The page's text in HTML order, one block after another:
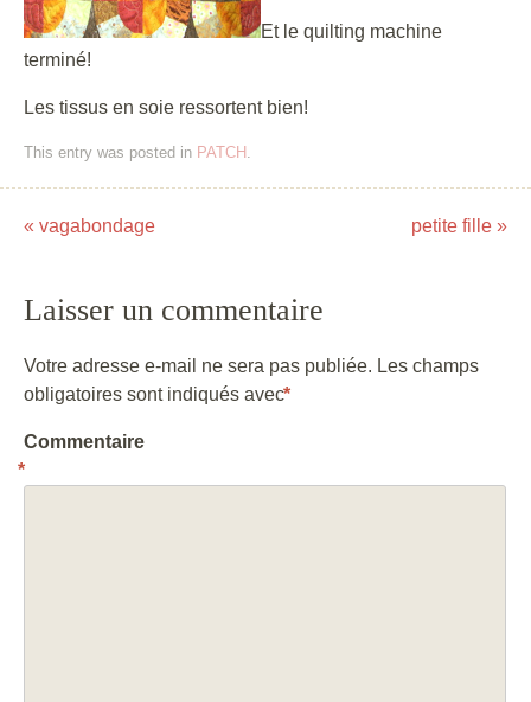
Et le quilting machine
terminé!
Les tissus en soie ressortent bien!
This entry was posted in PATCH .
Post navigation
« vagabondage petite fille »
Laisser un commentaire
Votre adresse e-mail ne sera pas publiée. Les champs
obligatoires sont indiqués avec*
Commentaire
*